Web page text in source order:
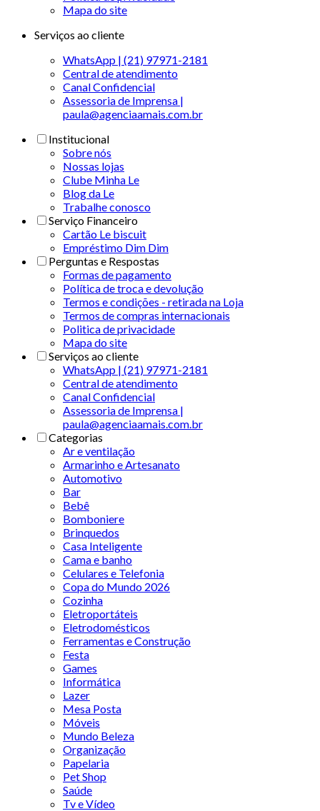
Mapa do site
Serviços ao cliente
WhatsApp | (21) 97971-2181
Central de atendimento
Canal Confidencial
Assessoria de Imprensa |
paula@agenciaamais.com.br
Institucional
Sobre nós
Nossas lojas
Clube Minha Le
Blog da Le
Trabalhe conosco
Serviço Financeiro
Cartão Le biscuit
Empréstimo Dim Dim
Perguntas e Respostas
Formas de pagamento
Política de troca e devolução
Termos e condições - retirada na Loja
Termos de compras internacionais
Politica de privacidade
Mapa do site
Serviços ao cliente
WhatsApp | (21) 97971-2181
Central de atendimento
Canal Confidencial
Assessoria de Imprensa |
paula@agenciaamais.com.br
Categorias
Ar e ventilação
Armarinho e Artesanato
Automotivo
Bar
Bebê
Bomboniere
Brinquedos
Casa Inteligente
Cama e banho
Celulares e Telefonia
Copa do Mundo 2026
Cozinha
Eletroportáteis
Eletrodomésticos
Ferramentas e Construção
Festa
Games
Informática
Lazer
Mesa Posta
Móveis
Mundo Beleza
Organização
Papelaria
Pet Shop
Saúde
Tv e Vídeo